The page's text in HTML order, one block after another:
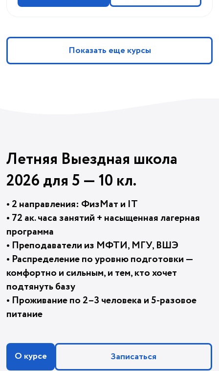
Показать еще курсы
Летняя Выездная школа
2026 для 5 — 10 кл.
• 2 направления: ФизМат и IT
• 72 ак. часа занятий + насыщенная лагерная
программа
• Преподаватели из МФТИ, МГУ, ВШЭ
• Распределение по уровню подготовки —
комфортно и сильным, и тем, кто хочет
подтянуть базу
• Проживание по 2–3 человека и 5-разовое
питание
О курсе Записаться